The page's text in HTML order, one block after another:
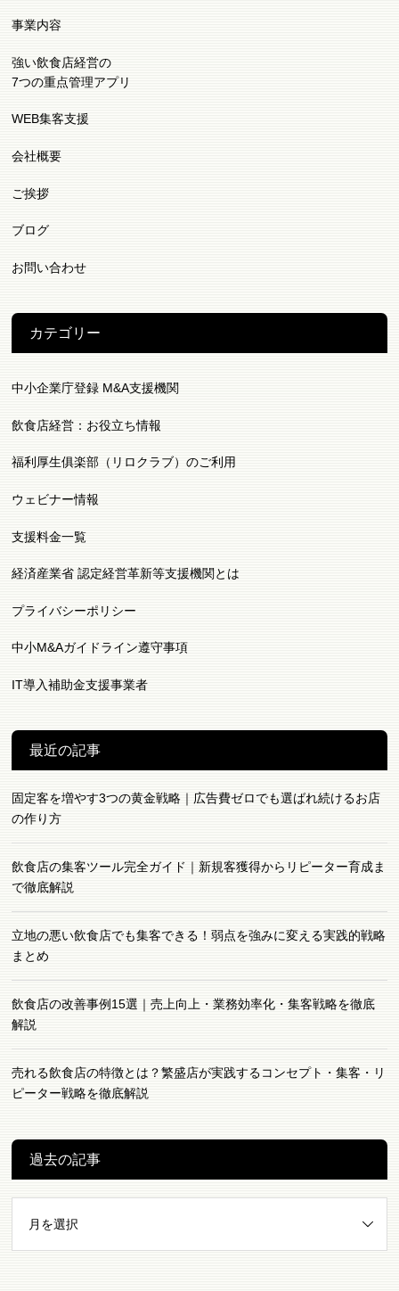
事業内容
強い飲食店経営の
7つの重点管理アプリ
WEB集客支援
会社概要
ご挨拶
ブログ
お問い合わせ
カテゴリー
中小企業庁登録 M&A支援機関
飲食店経営：お役立ち情報
福利厚生俱楽部（リロクラブ）のご利用
ウェビナー情報
支援料金一覧
経済産業省 認定経営革新等支援機関とは
プライバシーポリシー
中小M&Aガイドライン遵守事項
IT導入補助金支援事業者
最近の記事
固定客を増やす3つの黄金戦略｜広告費ゼロでも選ばれ続けるお店
の作り方
飲食店の集客ツール完全ガイド｜新規客獲得からリピーター育成ま
で徹底解説
立地の悪い飲食店でも集客できる！弱点を強みに変える実践的戦略
まとめ
飲食店の改善事例15選｜売上向上・業務効率化・集客戦略を徹底
解説
売れる飲食店の特徴とは？繁盛店が実践するコンセプト・集客・リ
ピーター戦略を徹底解説
過去の記事